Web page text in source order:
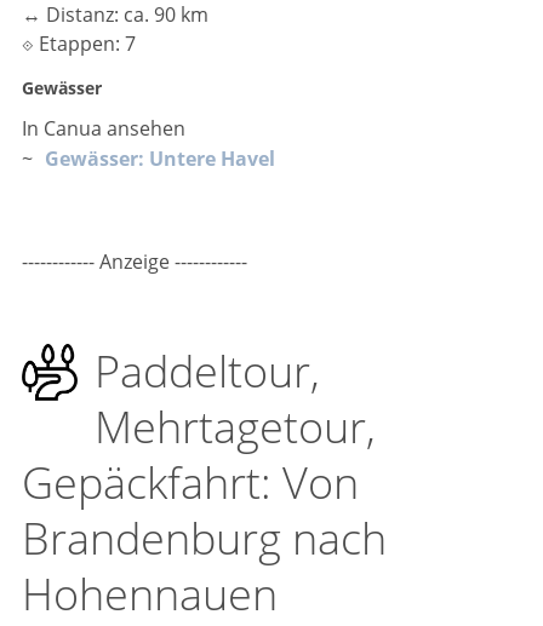
↔ Distanz: ca. 90 km
⟐ Etappen: 7
Gewässer
In Canua ansehen
~ Gewässer: Untere Havel
------------ Anzeige ------------
Paddeltour,
Mehrtagetour,
Gepäckfahrt: Von
Brandenburg nach
Hohennauen